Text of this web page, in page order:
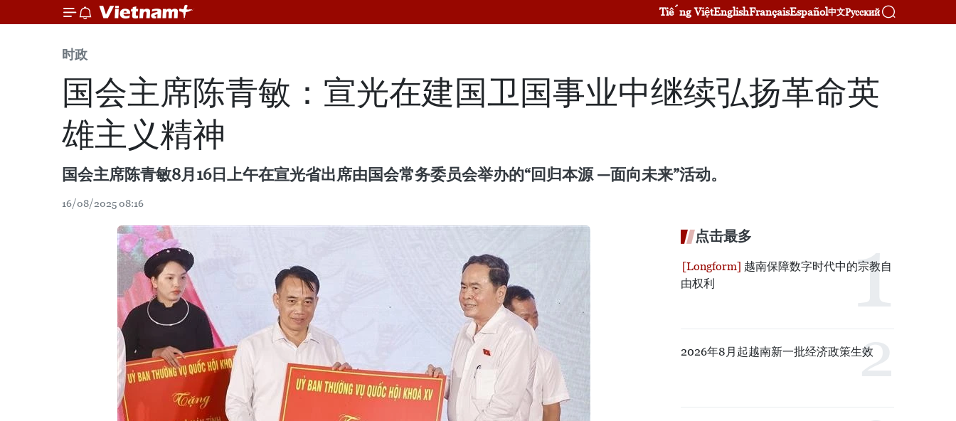
Tiếng ViệtEnglishFrançaisEspañol中文Русский
时政
国会主席陈青敏：宣光在建国卫国事业中继续弘扬革命英
雄主义精神
国会主席陈青敏8月16日上午在宣光省出席由国会常务委员会举办的“回归本源 —面向未来”活动。
16/08/2025 08:16
点击最多
越南保障数字时代中的宗教自
由权利
2026年8月起越南新一批经济政策生效